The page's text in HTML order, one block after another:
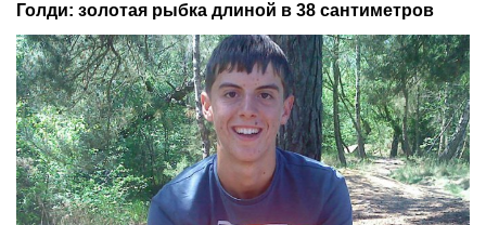
Голди: золотая рыбка длиной в 38 сантиметров